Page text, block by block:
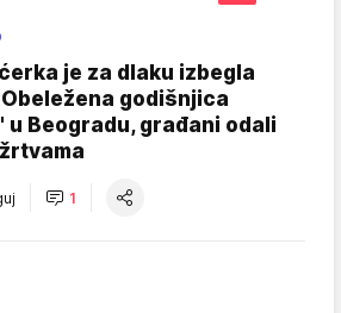
je za dlaku izbegla
godišnjica
u Beogradu, građani odali
1